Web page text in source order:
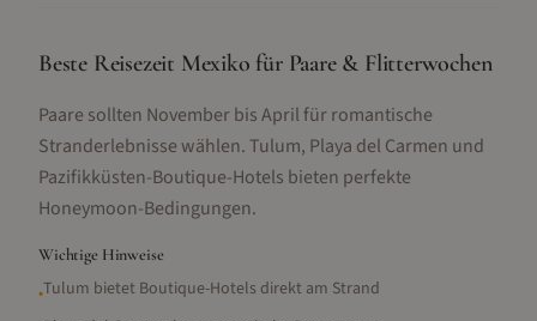
Beste Reisezeit Mexiko für Paare & Flitterwochen
Paare sollten November bis April für romantische
Stranderlebnisse wählen. Tulum, Playa del Carmen und
Pazifikküsten-Boutique-Hotels bieten perfekte
Honeymoon-Bedingungen.
Wichtige Hinweise
•Tulum bietet Boutique-Hotels direkt am Strand